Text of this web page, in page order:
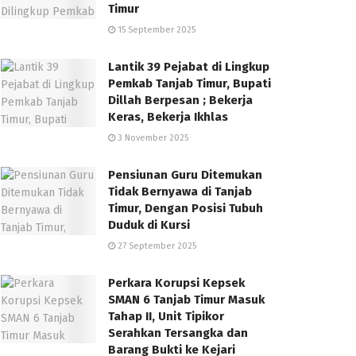
Timur
15 September 2025
Lantik 39 Pejabat di Lingkup
Pemkab Tanjab Timur, Bupati
Dillah Berpesan ; Bekerja
Keras, Bekerja Ikhlas
3 November 2025
Pensiunan Guru Ditemukan
Tidak Bernyawa di Tanjab
Timur, Dengan Posisi Tubuh
Duduk di Kursi
27 September 2025
Perkara Korupsi Kepsek
SMAN 6 Tanjab Timur Masuk
Tahap II, Unit Tipikor
Serahkan Tersangka dan
Barang Bukti ke Kejari